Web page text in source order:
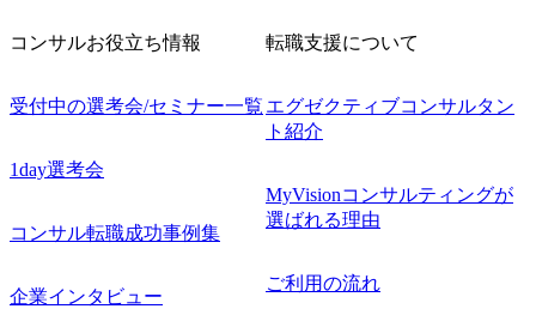
コンサルお役立ち情報
受付中の選考会/セミナー一覧
1day選考会
コンサル転職成功事例集
企業インタビュー
転職支援について
エグゼクティブコンサルタン
ト紹介
MyVisionコンサルティングが
選ばれる理由
ご利用の流れ